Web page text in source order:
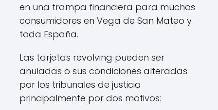
en una trampa financiera para muchos
consumidores en Vega de San Mateo y
toda España.
Las tarjetas revolving pueden ser
anuladas o sus condiciones alteradas
por los tribunales de justicia
principalmente por dos motivos: